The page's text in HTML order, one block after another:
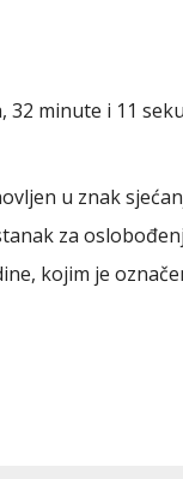
32 minute i 11
u znak
za
kojim je